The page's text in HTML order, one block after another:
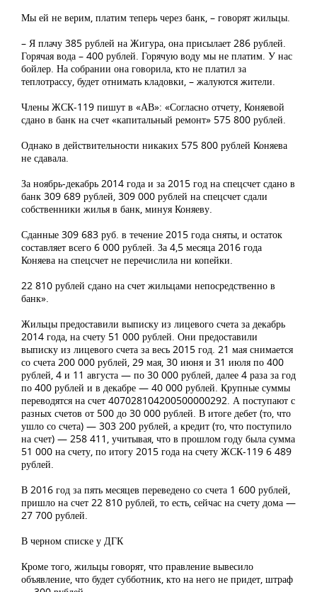
Мы ей не верим, платим теперь через банк, – говорят жильцы.
– Я плачу 385 рублей на Жигура, она присылает 286 рублей.
Горячая вода – 400 рублей. Горячую воду мы не платим. У нас
бойлер. На собрании она говорила, кто не платил за
теплотрассу, будет отнимать кладовки, – жалуются жители.
Члены ЖСК-119 пишут в «АВ»: «Согласно отчету, Коняевой
сдано в банк на счет «капитальный ремонт» 575 800 рублей.
Однако в действительности никаких 575 800 рублей Коняева
не сдавала.
За ноябрь-декабрь 2014 года и за 2015 год на спецсчет сдано в
банк 309 689 рублей, 309 000 рублей на спецсчет сдали
собственники жилья в банк, минуя Коняеву.
Сданные 309 683 руб. в течение 2015 года сняты, и остаток
составляет всего 6 000 рублей. За 4,5 месяца 2016 года
Коняева на спецсчет не перечислила ни копейки.
22 810 рублей сдано на счет жильцами непосредственно в
банк».
Жильцы предоставили выписку из лицевого счета за декабрь
2014 года, на счету 51 000 рублей. Они предоставили
выписку из лицевого счета за весь 2015 год. 21 мая снимается
со счета 200 000 рублей, 29 мая, 30 июня и 31 июля по 400
рублей, 4 и 11 августа — по 30 000 рублей, далее 4 раза за год
по 400 рублей и в декабре — 40 000 рублей. Крупные суммы
переводятся на счет 407028104200500000292. А поступают с
разных счетов от 500 до 30 000 рублей. В итоге дебет (то, что
ушло со счета) — 303 200 рублей, а кредит (то, что поступило
на счет) — 258 411, учитывая, что в прошлом году была сумма
51 000 на счету, по итогу 2015 года на счету ЖСК-119 6 489
рублей.
В 2016 год за пять месяцев переведено со счета 1 600 рублей,
пришло на счет 22 810 рублей, то есть, сейчас на счету дома —
27 700 рублей.
В черном списке у ДГК
Кроме того, жильцы говорят, что правление вывесило
объявление, что будет субботник, кто на него не придет, штраф